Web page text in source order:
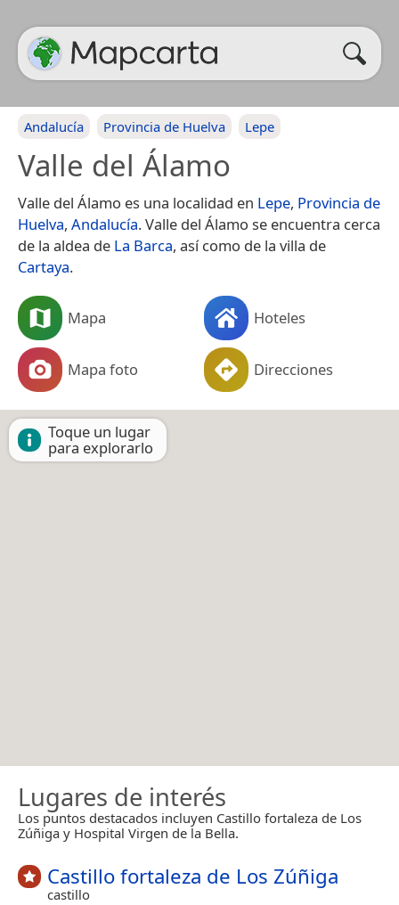
Andalucía Provincia de Huelva Lepe
Valle del Álamo
Valle del Álamo es una localidad en Lepe, Provincia de
Huelva, Andalucía. Valle del Álamo se encuentra cerca
de la aldea de La Barca, así como de la villa de
Cartaya.
Mapa Hoteles
Mapa foto Direcciones
Toque un lugar
para explorarlo
Lugares de interés
Los puntos destacados incluyen Castillo fortaleza de Los
Zúñiga y Hospital Virgen de la Bella.
Castillo fortaleza de Los Zúñiga
castillo